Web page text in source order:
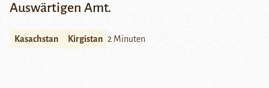
Auswärtigen Amt.
Kasachstan Kirgistan 2 Minuten